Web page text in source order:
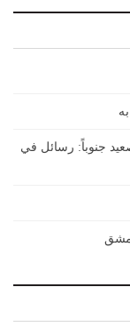
جنوباً: رسائل في